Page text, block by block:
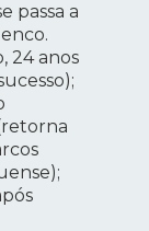
passa a
24 anos